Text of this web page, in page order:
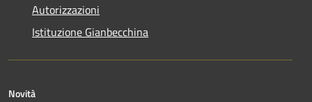
Autorizzazioni
Istituzione Gianbecchina
Novità